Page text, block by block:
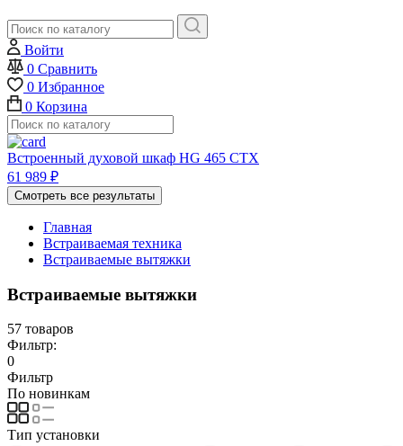
Войти
0 Сравнить
0 Избранное
0 Корзина
Встроенный духовой шкаф HG 465 CTX
61 989 ₽
Смотреть все результаты
Главная
Встраиваемая техника
Встраиваемые вытяжки
Встраиваемые вытяжки
57 товаров
Фильтр:
0
Фильтр
По новинкам
Тип установки